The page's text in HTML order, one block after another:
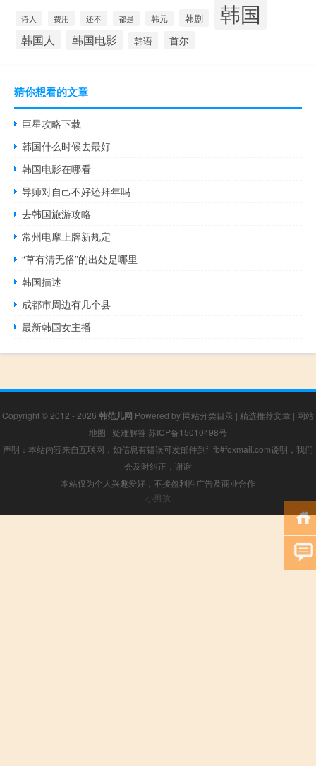
诗人 费用 还不 都是 韩元 韩剧 韩国
韩国人 韩国电影 韩语 首尔
猜你想看的文章
巨星攻略下载
韩国什么时候去最好
韩国电影在哪看
导师对自己不好还拜年吗
去韩国旅游攻略
常州电摩上牌新规定
“草有清无俗”的出处是哪里
韩国描述
成都市周边有几个县
最新韩国女主播
Copyright © 2012 - 2026 韩范儿网 Powered by 网站分类目录 | 精选推荐文章 | 网站
地图 | 疑难解答 苏ICP备15010498号
声明：本站内容来自互联网，如信息有错误可发邮件到f_fb#foxmail.com说明，我们
会及时纠正，谢谢
本站仅为个人兴趣爱好，不接盈利性广告及商业合作
小男孩